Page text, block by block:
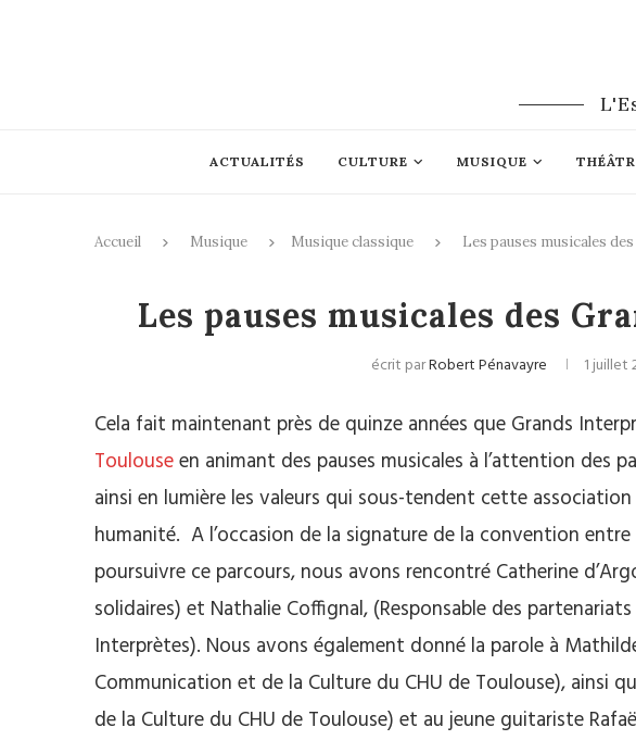
ACTUALITÉS CULTURE MUSIQUE
Accueil Musique Musique classique Les pauses musicales
Les pauses musicales des
écrit parRobert Pénavayre 1 juillet
Cela fait maintenant près de quinze années que Grands
Toulouseen animant des pauses musicales à l’attention des
ainsi en lumière les valeurs qui sous-tendent cette
humanité. A l’occasion de la signature de la convention
poursuivre ce parcours, nous avons rencontré Catherine
solidaires) et Nathalie Coffignal, (Responsable des
Interprètes). Nous avons également donné la parole à
Communication et de la Culture du CHU de Toulouse), ainsi
de la Culture du CHU de Toulouse) et au jeune guitariste